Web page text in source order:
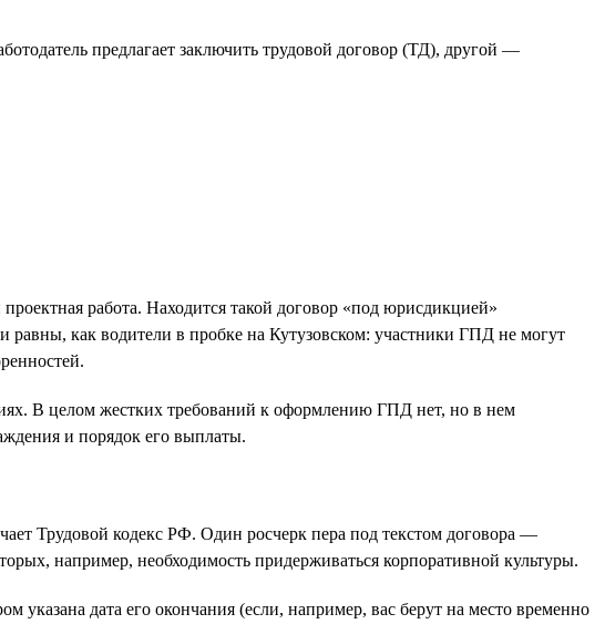
предлагает заключить трудовой договор (ТД), другой —
работа. Находится такой договор «под юрисдикцией»
как водители в пробке на Кутузовском: участники ГПД не могут
В целом жестких требований к оформлению ГПД нет, но в нем
и порядок его выплаты.
Трудовой кодекс РФ. Один росчерк пера под текстом договора —
например, необходимость придерживаться корпоративной культуры.
дата его окончания (если, например, вас берут на место временно